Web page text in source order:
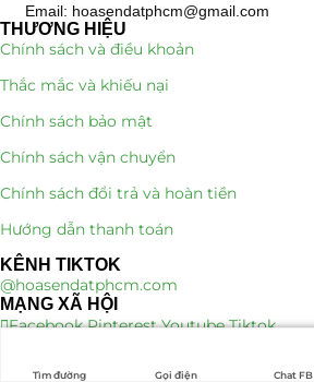
Email: hoasendatphcm@gmail.com
THƯƠNG HIỆU
Chính sách và điều khoản
Thắc mắc và khiếu nại
Chính sách bảo mật
Chính sách vận chuyển
Chính sách đổi trả và hoàn tiền
Hướng dẫn thanh toán
KÊNH TIKTOK
@hoasendatphcm.com
MẠNG XÃ HỘI
Facebook Pinterest Youtube Tiktok
Tìm đường Gọi điện Chat FB